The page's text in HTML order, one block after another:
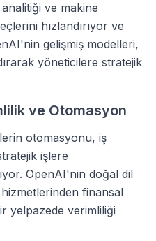
ve makine
hızlandırıyor ve
gelişmiş modelleri,
yöneticilere stratejik
ve Otomasyon
otomasyonu, iş
işlere
OpenAI'nin doğal dil
finansal
yelpazede verimliliği